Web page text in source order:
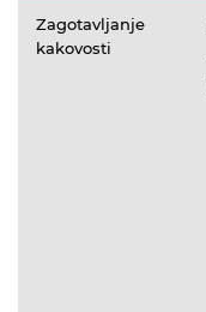
Zagotavljanje
kakovosti